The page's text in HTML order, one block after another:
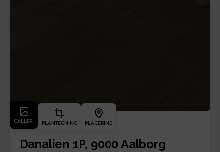
GALLERI PLANTEGNING PLACERING
Danalien 1P, 9000 Aalborg